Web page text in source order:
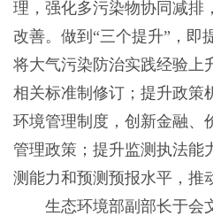
理，强化多污染物协同减排
改善。做到“三个提升”，即
将大气污染防治实践经验上
相关标准制修订；提升政策
环境管理制度，创新金融、
管理政策；提升监测执法能
测能力和预测预报水平，推
生态环境部副部长于会